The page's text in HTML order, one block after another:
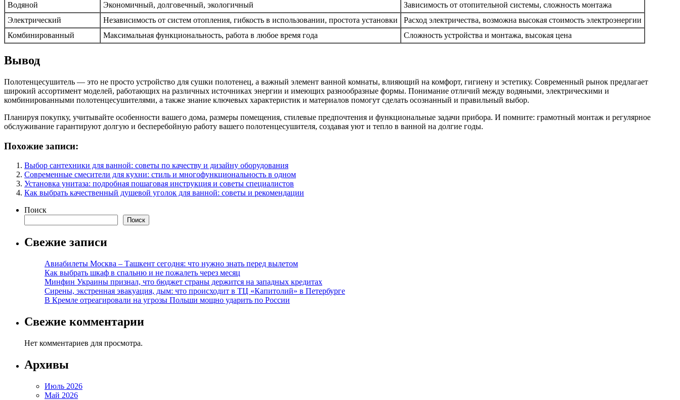
Водяной
Экономичный, долговечный, экологичный
Зависимость от отопительной системы, сложность монтажа
Электрический
Независимость от систем отопления, гибкость в использовании, простота установки
Расход электричества, возможна высокая стоимость электроэнергии
Комбинированный
Максимальная функциональность, работа в любое время года Сложность устройства и монтажа, высокая цена
Вывод
Полотенцесушитель — это не просто устройство для сушки полотенец, а важный элемент ванной комнаты, влияющий на комфорт, гигиену и эстетику. Современный рынок предлагает
широкий ассортимент моделей, работающих на различных источниках энергии и имеющих разнообразные формы. Понимание отличий между водяными, электрическими и
комбинированными полотенцесушителями, а также знание ключевых характеристик и материалов помогут сделать осознанный и правильный выбор.
Планируя покупку, учитывайте особенности вашего дома, размеры помещения, стилевые предпочтения и функциональные задачи прибора. И помните: грамотный монтаж и регулярное
обслуживание гарантируют долгую и бесперебойную работу вашего полотенцесушителя, создавая уют и тепло в ванной на долгие годы.
Похожие записи:
Выбор сантехники для ванной: советы по качеству и дизайну оборудования
Современные смесители для кухни: стиль и многофункциональность в одном
Установка унитаза: подробная пошаговая инструкция и советы специалистов
Как выбрать качественный душевой уголок для ванной: советы и рекомендации
Поиск
Поиск
Свежие записи
Авиабилеты Москва – Ташкент сегодня: что нужно знать перед вылетом
Как выбрать шкаф в спальню и не пожалеть через месяц
Минфин Украины признал, что бюджет страны держится на западных кредитах
Сирены, экстренная эвакуация, дым: что происходит в ТЦ «Капитолий» в Петербурге
В Кремле отреагировали на угрозы Польши мощно ударить по России
Свежие комментарии
Нет комментариев для просмотра.
Архивы
Июль 2026
Май 2026